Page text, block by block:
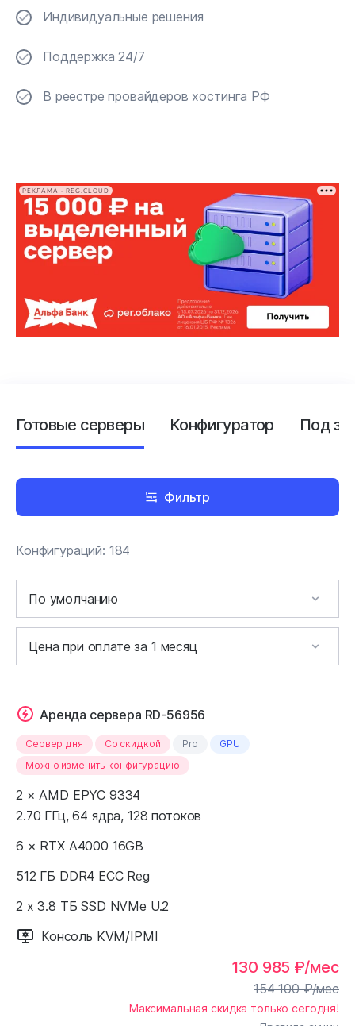
Индивидуальные решения
Поддержка 24/7
В реестре провайдеров хостинга РФ
РЕКЛАМА • REG.CLOUD
Готовые серверы Конфигуратор Под
Фильтр
Конфигураций: 184
Аренда сервера RD-56956
Сервер дня Cо скидкой Pro
GPU
Можно изменить конфигурацию
2 × AMD EPYC 9334
2.70 ГГц, 64 ядра, 128 потоков
6 × RTX A4000 16GB
512 ГБ DDR4 ECC Reg
2 x 3.8 ТБ SSD NVMe U.2
Консоль KVM/IPMI
130 985 ₽/мес
154 100₽/мес
Максимальная скидка только сегодня!